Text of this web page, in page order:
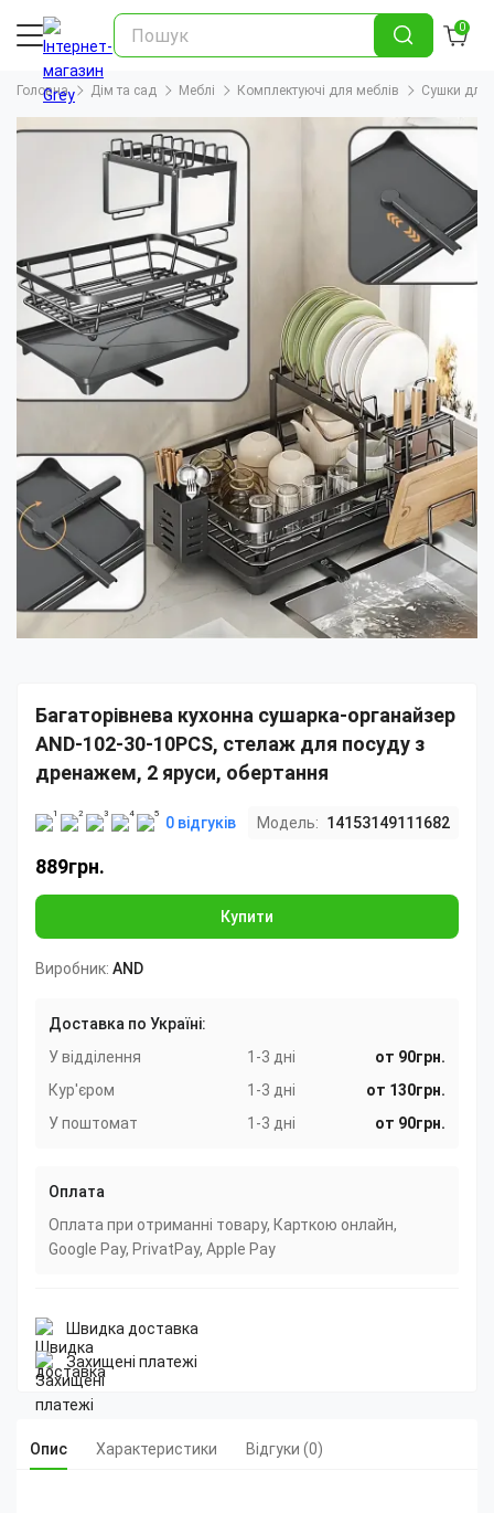
0
Головна Дім та сад Меблі Комплектуючі для меблів Сушки для
Багаторівнева кухонна сушарка-органайзер
AND-102-30-10PCS, стелаж для посуду з
дренажем, 2 яруси, обертання
0 відгуків Модель: 14153149111682
889грн.
Купити
Виробник: AND
Доставка по Україні:
У відділення
1-3 дні
от 90грн.
Кур'єром
1-3 дні
от 130грн.
У поштомат
1-3 дні от 90грн.
Оплата
Оплата при отриманні товару, Карткою онлайн,
Google Pay, PrivatPay, Apple Pay
Швидка доставка
Захищені платежі
Опис Характеристики Відгуки (0)